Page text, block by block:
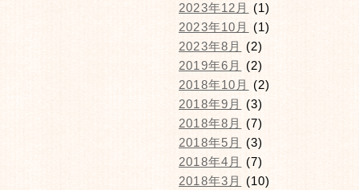
2023年12月
(1)
2023年10月
(1)
2023年8月
(2)
2019年6月
(2)
2018年10月
(2)
2018年9月
(3)
2018年8月
(7)
2018年5月
(3)
2018年4月
(7)
2018年3月
(10)